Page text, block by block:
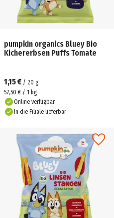
pumpkin organics Bluey Bio
Kichererbsen Puffs Tomate
1,15 € / 20 g
57,50 € / 1 kg
Online verfügbar
In die Filiale lieferbar